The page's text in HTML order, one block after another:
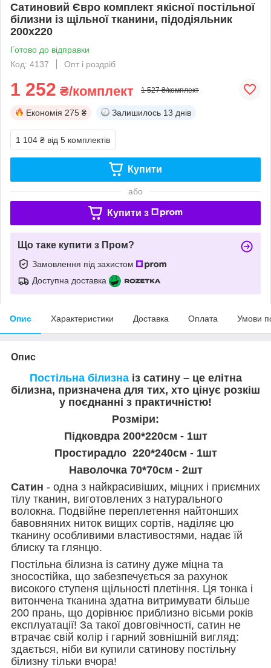
Сатиновий Євро комплект якісної постільної
білизни із щільної тканини, підодіяльник
200х220
Готово до відправки
Код: 4137
Опт і роздріб
1 252 ₴/комплект 1 527 ₴/комплект
Економія 275 ₴ Залишилось 13 днів
1 104 ₴ від 5 комплектів
Купити
або
Купити з
Що таке купити з Пром?
Замовлення під захистом
Доступна доставка
Опис Характеристики Доставка Оплата Умови
Опис
Постільна білизнаіз сатину – це елітна
білизна, призначена для тих, хто цінує розкіш
у поєднанні з практичністю!
Розміри:
Підковдра 200*220см - 1шт
Простирадло 220*240см - 1шт
Наволочка 70*70см - 2шт
Сатин - одна з найкрасивіших, міцних і приємних
тілу тканин, виготовлених з натурального
волокна. Подвійне переплетення найтонших
бавовняних ниток вищих сортів, наділяє цю
тканину особливими властивостями, надає їй
блиску та глянцю.
Постільна білизна із сатину дуже міцна та
зносостійка, що забезпечується за рахунок
високого ступеня щільності плетіння. Ця тонка і
витончена тканина здатна витримувати більше
200 прань, що дорівнює приблизно вісьми років
експлуатації! За такої довговічності, сатин не
втрачає свій колір і гарний зовнішній вигляд:
здається, ніби ви купили сатинову постільну
білизну тільки вчора!